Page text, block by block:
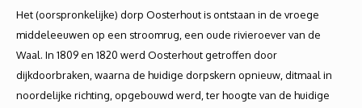
Het (oorspronkelijke) dorp Oosterhout is ontstaan in de vroege
middeleeuwen op een stroomrug, een oude rivieroever van de
Waal. In 1809 en 1820 werd Oosterhout getroffen door
dijkdoorbraken, waarna de huidige dorpskern opnieuw, ditmaal in
noordelijke richting, opgebouwd werd, ter hoogte van de huidige